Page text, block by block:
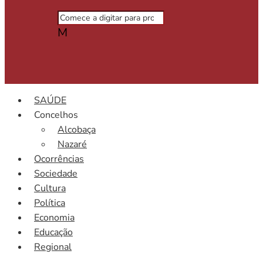
M
SAÚDE
Concelhos
Alcobaça
Nazaré
Ocorrências
Sociedade
Cultura
Política
Economia
Educação
Regional